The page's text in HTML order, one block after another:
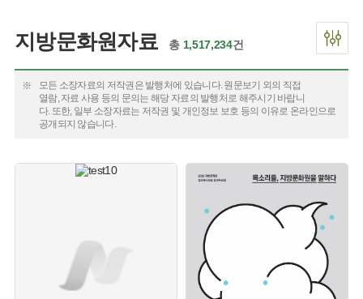
지방문화원자료 총 1,517,234건
모든 소장자료의 저작권은 발행처에 있습니다. 원문보기 외의 직접
열람, 자료 사용 등의 문의는 해당 자료의 발행처로 해주시기 바랍니
다. 또한, 일부 소장자료는 저작권 및 개인정보 보호 등의 이유로 온라인으로
공개되지 않습니다.
유형 :
생산 :
소장 :